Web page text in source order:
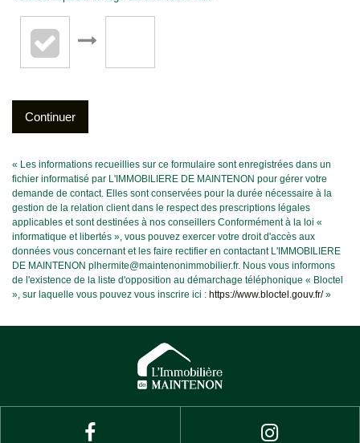
Continuer
« Les informations recueillies sur ce formulaire sont enregistrées dans un
fichier informatisé par L'IMMOBILIERE DE MAINTENON pour gérer votre
demande de contact. Elles sont conservées pour la durée nécessaire à la
gestion de la relation client dans le respect des prescriptions légales
applicables et sont destinées à nos conseillers Conformément à la loi «
informatique et libertés », vous pouvez exercer votre droit d'accès aux
données vous concernant et les faire rectifier en contactant L'IMMOBILIERE
DE MAINTENON plhermite@maintenonimmobilier.fr. Nous vous informons
de l'existence de la liste d'opposition au démarchage téléphonique « Bloctel
», sur laquelle vous pouvez vous inscrire ici : https://www.bloctel.gouv.fr/»